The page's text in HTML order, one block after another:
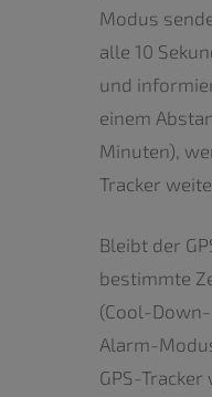
Modus
alle 10
und
einem
Minuten),
Tracker
Bleibt der
bestimmte
(Cool-
Alarm-
GPS-